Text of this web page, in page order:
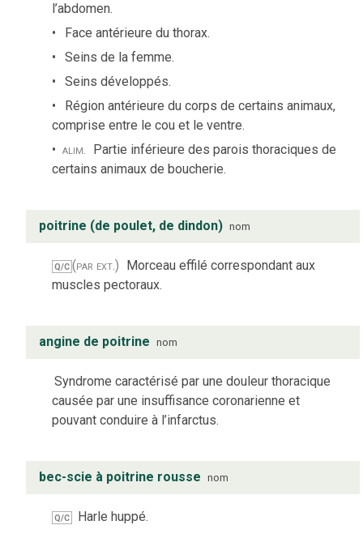
l’abdomen.
Face antérieure du thorax.
Seins de la femme.
Seins développés.
Région antérieure du corps de certains animaux,
comprise entre le cou et le ventre.
alim. Partie inférieure des parois thoraciques de
certains animaux de boucherie.
poitrine (de poulet, de dindon) nom
Q/C (par ext.) Morceau effilé correspondant aux
muscles pectoraux.
angine de poitrine nom
Syndrome caractérisé par une douleur thoracique
causée par une insuffisance coronarienne et
pouvant conduire à l’infarctus.
bec-scie à poitrine rousse nom
Q/C Harle huppé.